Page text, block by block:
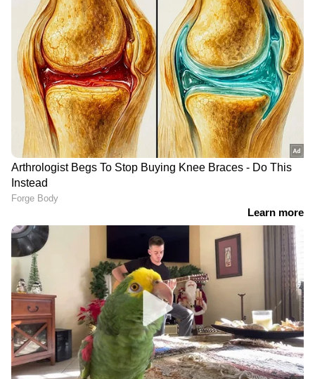
ഏഷ്യാനെറ്റ് ന്യൂസ് വാർത്തകൾ തത്സമയം
കാണാം
തത്സമയ അപ്‌ഡേറ്റുകളും ആഴത്തിലുള്ള
വിശകലനവും സമഗ്രമായ റിപ്പോർട്ടിംഗും —
എല്ലാം ഒരൊറ്റ സ്ഥലത്ത്. ഏത് സമയത്തും,
എവിടെയും വിശ്വസനീയമായ വാർത്തകൾ
ലഭിക്കാൻAsianet News Malayalam
RECOMMENDED STORIES